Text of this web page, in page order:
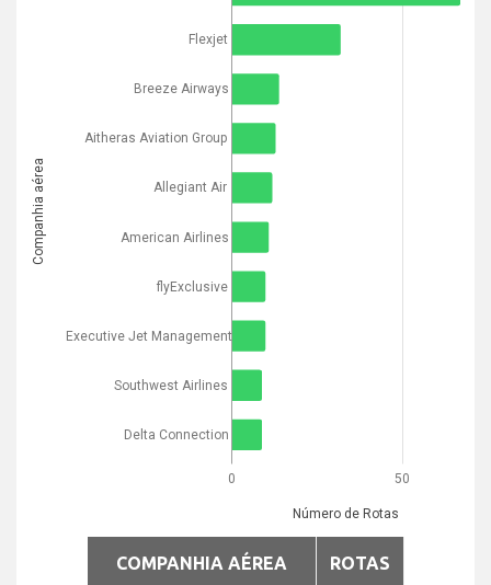
0 50
Número de Rotas
Flexjet
Breeze Airways
Aitheras Aviation Group
Allegiant Air
American Airlines
flyExclusive
Executive Jet Management
Southwest Airlines
Delta Connection
Companhia aérea
COMPANHIA AÉREA ROTAS